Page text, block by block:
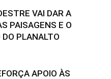
VAI DAR A
PAISAGENS E O
PLANALTO
APOIO ÀS